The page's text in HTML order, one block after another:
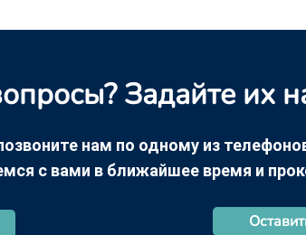
Задайте их
нам по одному из
с вами в ближайшее время и